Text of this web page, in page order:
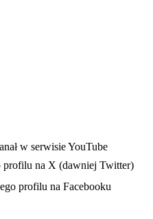
karcie
w serwisie YouTube
profilu na X (dawniej Twitter)
karcie
profilu na Facebooku